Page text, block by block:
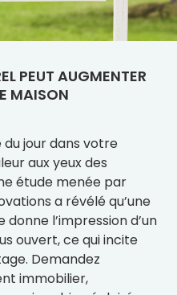
PEUT AUGMENTER
MAISON
du jour dans votre
aux yeux des
étude menée par
a révélé qu’une
l’impression d’un
ouvert, ce qui incite
Demandez
immobilier,